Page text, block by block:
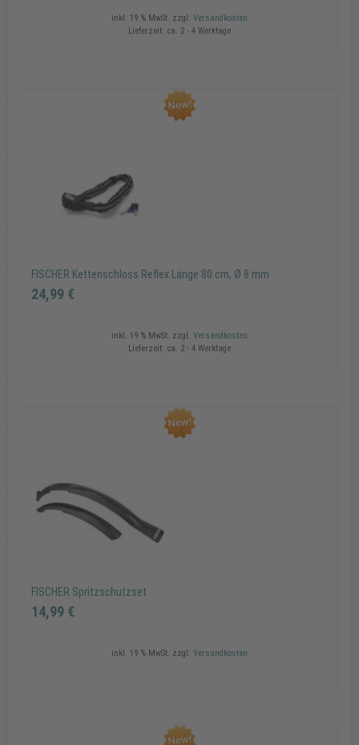
FISCHER Smartphone-Tasche Drybag
inkl. 19 % MwSt. zzgl. Versandkosten
Lieferzeit: ca. 2 - 4 Werktage
FISCHER Kettenschloss Reflex Länge 80 cm, Ø 8 mm
24,99 €
FISCHER Kettenschloss Reflex Länge 80 cm, Ø 8 mm
inkl. 19 % MwSt. zzgl. Versandkosten
Lieferzeit: ca. 2 - 4 Werktage
FISCHER Spritzschutzset
14,99 €
inkl. 19 % MwSt. zzgl. Versandkosten